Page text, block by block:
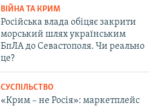
ВІЙНА ТА КРИМ
Російська влада обіцяє закрити
морський шлях українським
БпЛА до Севастополя. Чи реально
це?
СУСПІЛЬСТВО
«Крим – не Росія»: маркетплейс